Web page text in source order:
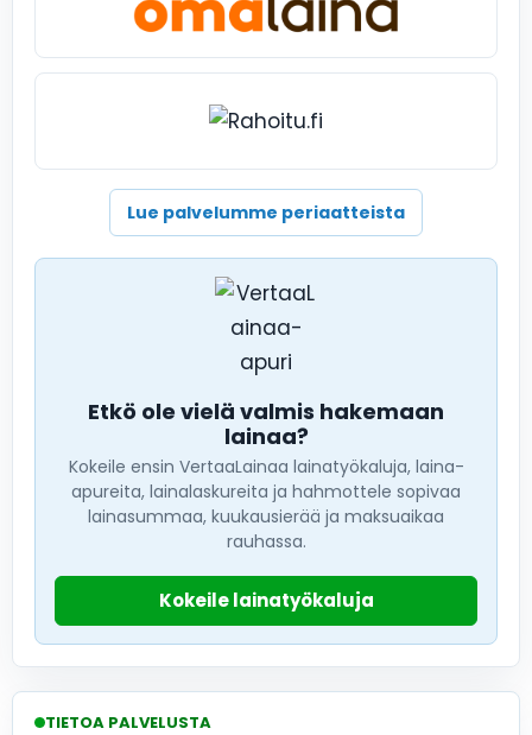
Lue palvelumme periaatteista
Etkö ole vielä valmis hakemaan
lainaa?
Kokeile ensin VertaaLainaa lainatyökaluja, laina-
apureita, lainalaskureita ja hahmottele sopivaa
lainasummaa, kuukausierää ja maksuaikaa
rauhassa.
Kokeile lainatyökaluja
TIETOA PALVELUSTA